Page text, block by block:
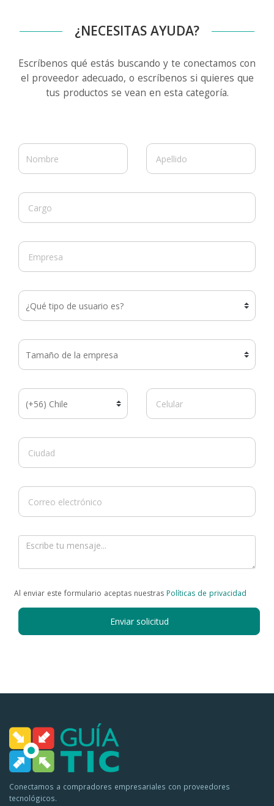
¿NECESITAS AYUDA?
Escríbenos qué estás buscando y te conectamos con
el proveedor adecuado, o escríbenos si quieres que
tus productos se vean en esta categoría.
Al enviar este formulario aceptas nuestras Políticas de privacidad
Enviar solicitud
Conectamos a compradores empresariales con proveedores
tecnológicos.